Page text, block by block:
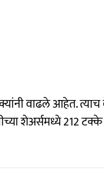
वाढले आहेत. त्याच
शेअर्समध्ये 212